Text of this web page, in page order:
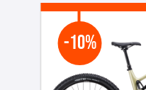
-10%